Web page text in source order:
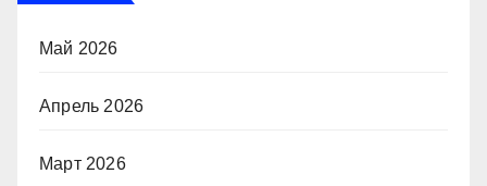
Май 2026
Апрель 2026
Март 2026